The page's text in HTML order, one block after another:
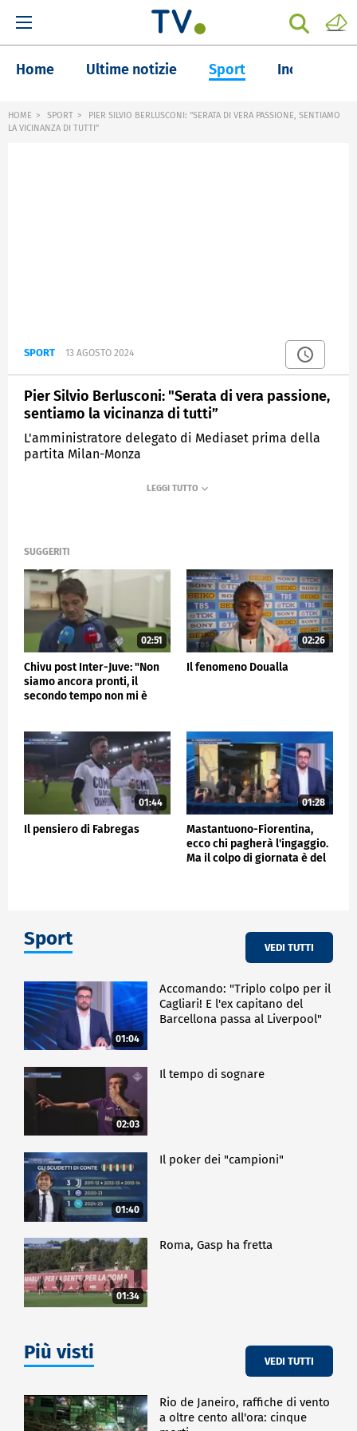
Home Ultime notizie Sport Inchieste
HOME SPORT
PIER SILVIO BERLUSCONI: "SERATA DI VERA PASSIONE, SENTIAMO
LA VICINANZA DI TUTTI”
SPORT 13 AGOSTO 2024
Pier Silvio Berlusconi: "Serata di vera passione,
sentiamo la vicinanza di tutti”
L'amministratore delegato di Mediaset prima della
partita Milan-Monza
SPORTMEDIASET
SUGGERITI
02:51
Chivu post Inter-Juve: "Non
siamo ancora pronti, il
secondo tempo non mi è
02:26
Il fenomeno Doualla
01:44
Il pensiero di Fabregas
01:28
Mastantuono-Fiorentina,
ecco chi pagherà l'ingaggio.
Ma il colpo di giornata è del
Sport VEDI TUTTI
01:04
Accomando: "Triplo colpo per il
Cagliari! E l'ex capitano del
Barcellona passa al Liverpool"
02:03
Il tempo di sognare
01:40
Il poker dei "campioni"
01:34
Roma, Gasp ha fretta
Più visti VEDI TUTTI
Rio de Janeiro, raffiche di vento
a oltre cento all'ora: cinque